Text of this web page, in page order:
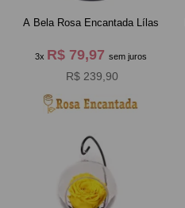
A Bela Rosa Encantada Lílas
3x R$ 79,97 sem juros
R$ 239,90